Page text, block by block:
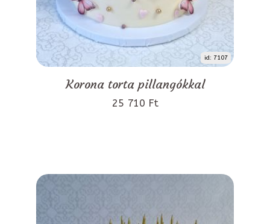
id: 7107
Korona torta pillangókkal
25 710 Ft